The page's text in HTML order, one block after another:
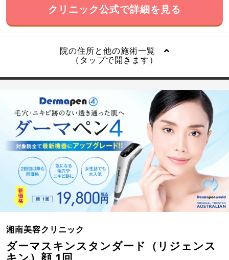
クリニック公式で詳細を見る
院の住所と他の施術一覧
（タップで開きます）
湘南美容クリニック
ダーマスキンスタンダード（リジェンス